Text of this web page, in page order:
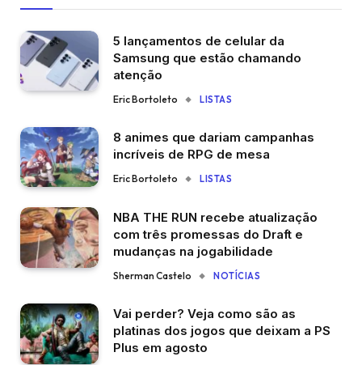
5 lançamentos de celular da
Samsung que estão chamando
atenção
Eric Bortoleto LISTAS
8 animes que dariam campanhas
incríveis de RPG de mesa
Eric Bortoleto LISTAS
NBA THE RUN recebe atualização
com três promessas do Draft e
mudanças na jogabilidade
Sherman Castelo NOTÍCIAS
Vai perder? Veja como são as
platinas dos jogos que deixam a PS
Plus em agosto